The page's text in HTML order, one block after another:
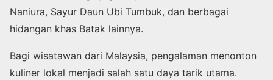
Naniura, Sayur Daun Ubi Tumbuk, dan berbagai
hidangan khas Batak lainnya.
Bagi wisatawan dari Malaysia, pengalaman menonton
kuliner lokal menjadi salah satu daya tarik utama.